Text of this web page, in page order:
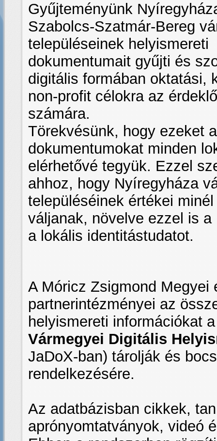
Gyűjteményünk
Szabolcs-Szatmár-Bereg
településeinek helyismereti
dokumentumait gyűjti és
digitális formában oktatási,
non-profit célokra az
számára.
Törekvésünk, hogy ezeket
dokumentumokat minden
elérhetővé tegyük. Ezzel
ahhoz, hogy Nyíregyháza
településéinek értékei
váljanak, növelve ezzel is
a lokális identitástudatot.
A Móricz Zsigmond Megyei
partnerintézményei az
helyismereti információkat a
Vármegyei Digitális
JaDoX-ban) tárolják és
rendelkezésére.
Az adatbázisban cikkek,
aprónyomtatványok, videó